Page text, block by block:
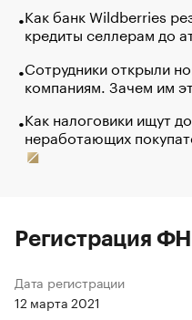
Как банк Wildberries
кредиты селлерам до
Сотрудники открыли
компаниям. Зачем им
Как налоговики ищут
неработающих
Регистрация
Дата регистрации
12 марта 2021